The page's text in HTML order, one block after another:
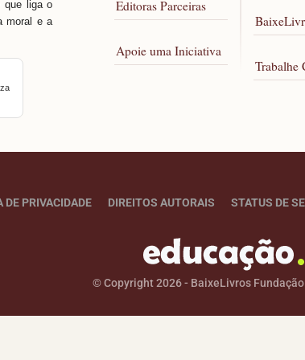
que liga o
moral e a
Editoras Parceiras
Apoie uma Iniciativa
Trabalhe
DE PRIVACIDADE DIREITOS AUTORAIS STATUS DE
© Copyright 2026 - BaixeLivros Fundação